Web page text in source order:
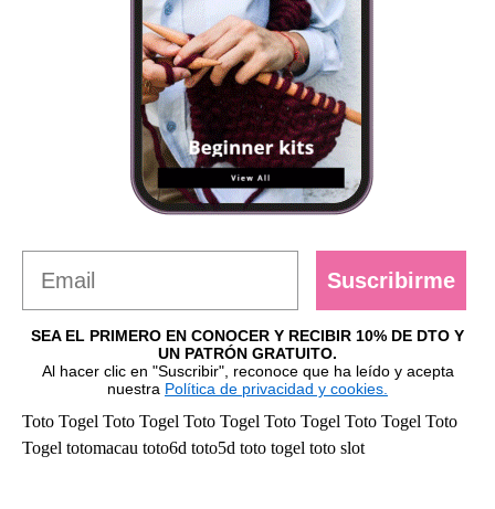
Suscribirme
SEA EL PRIMERO EN CONOCER Y RECIBIR 10% DE DTO Y
UN PATRÓN GRATUITO.
Al hacer clic en "Suscribir", reconoce que ha leído y acepta
nuestra Política de privacidad y cookies.
Toto Togel Toto Togel Toto Togel Toto Togel Toto Togel Toto
Togel totomacau toto6d toto5d toto togel toto slot